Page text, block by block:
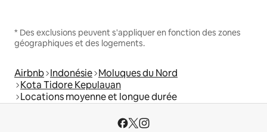
* Des exclusions peuvent s'appliquer en fonction des zones
géographiques et des logements.
Airbnb Indonésie Moluques du Nord
Kota Tidore Kepulauan
Locations moyenne et longue durée